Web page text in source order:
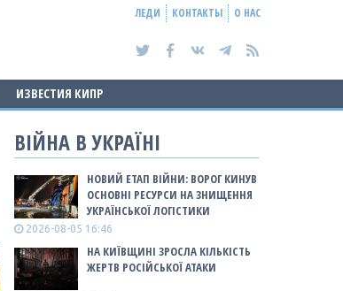
ЛЕДИ КОНТАКТЫ О НАС
ИЗВЕСТИЯ КИПР
ВІЙНА В УКРАЇНІ
НОВИЙ ЕТАП ВІЙНИ: ВОРОГ КИНУВ
ОСНОВНІ РЕСУРСИ НА ЗНИЩЕННЯ
УКРАЇНСЬКОЇ ЛОГІСТИКИ
2026-08-05 16:46
НА КИЇВЩИНІ ЗРОСЛА КІЛЬКІСТЬ
ЖЕРТВ РОСІЙСЬКОЇ АТАКИ